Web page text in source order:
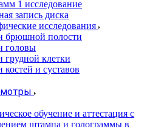
1 исследование
запись диска
исследования
брюшной полости
головы
грудной клетки
костей и суставов
обучение и аттестация с
штампа и голограммы в